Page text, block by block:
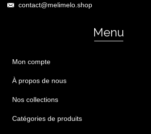
contact@melimelo.shop
Menu
Mon compte
À propos de nous
Nos collections
Catégories de produits